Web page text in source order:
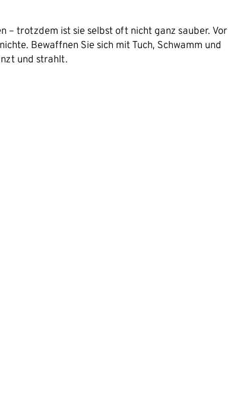
– trotzdem ist sie selbst oft nicht ganz sauber. Vor
Bewaffnen Sie sich mit Tuch, Schwamm und
und strahlt.